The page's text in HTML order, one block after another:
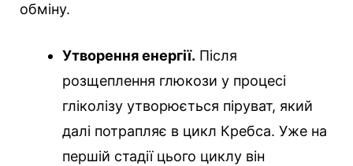
обміну.
Утворення енергії. Після
розщеплення глюкози у процесі
гліколізу утворюється піруват, який
далі потрапляє в цикл Кребса. Уже на
першій стадії цього циклу він